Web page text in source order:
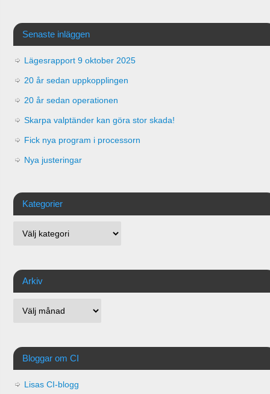
Senaste inläggen
Lägesrapport 9 oktober 2025
20 år sedan uppkopplingen
20 år sedan operationen
Skarpa valptänder kan göra stor skada!
Fick nya program i processorn
Nya justeringar
Kategorier
Arkiv
Bloggar om CI
Lisas CI-blogg